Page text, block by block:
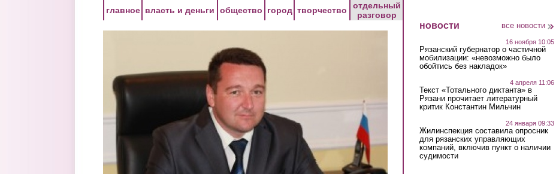
главное власть и деньги общество город творчество
отдельный
разговор
новости все новости
16 ноября 10:05
Рязанский губернатор о частичной
мобилизации: «невозможно было
обойтись без накладок»
4 апреля 11:06
Текст «Тотального диктанта» в
Рязани прочитает литературный
критик Константин Мильчин
24 января 09:33
Жилинспекция составила опросник
для рязанских управляющих
компаний, включив пункт о наличии
судимости